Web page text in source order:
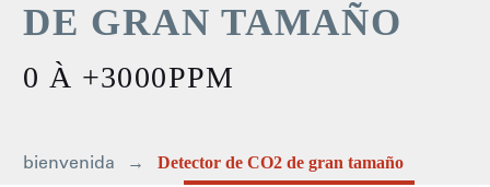
DE GRAN TAMAÑO
0 À +3000PPM
bienvenida Detector de CO2 de gran tamaño